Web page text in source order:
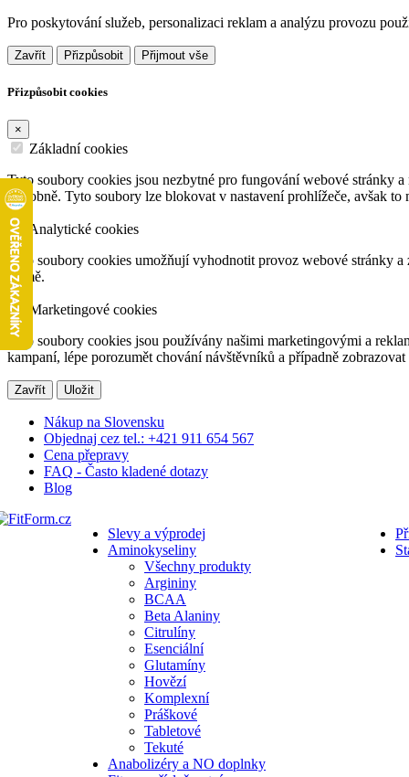
Pro poskytování služeb, personalizaci reklam a analýzu provozu
Zavřít Přizpůsobit Přijmout vše
Přizpůsobit cookies
×
Základní cookies
Tyto soubory cookies jsou nezbytné pro fungování webové stránky
podobně. Tyto soubory lze blokovat v nastavení prohlížeče, avšak
Analytické cookies
Tyto soubory cookies umožňují vyhodnotit provoz webové stránky
formě.
Marketingové cookies
Tyto soubory cookies jsou používány našimi marketingovými a
kampaní, lépe porozumět chování návštěvníků a případně
Zavřít Uložit
Nákup na Slovensku
Objednaj cez tel.: +421 911 654 567
Cena přepravy
FAQ - Často kladené dotazy
Blog
Slevy a výprodej
Aminokyseliny
Všechny produkty
Argininy
BCAA
Beta Alaniny
Citrulíny
Esenciální
Glutamíny
Hovězí
Komplexní
Práškové
Tabletové
Tekuté
Anabolizéry a NO doplnky